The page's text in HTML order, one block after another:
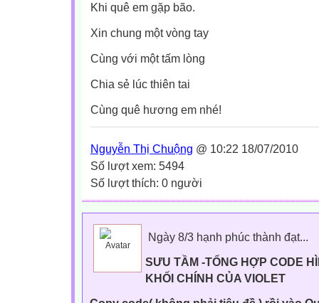
Khi quê em gặp bão.
Xin chung một vòng tay
Cùng với một tấm lòng
Chia sẻ lúc thiên tai
Cùng quê hương em nhé!
Nguyễn Thị Chuộng @ 10:22 18/07/2010
Số lượt xem: 5494
Số lượt thích: 0 người
Ngày 8/3 hạnh phúc thành đạt...
SƯU TẦM -TỔNG HỢP CODE
KHỐI CHÍNH CỦA VIOLET